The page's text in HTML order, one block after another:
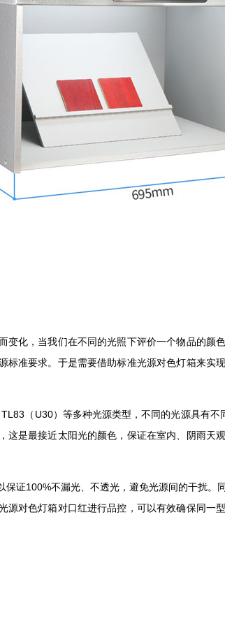
化，当我们在不同的光照下评价一个物品的颜
标准要求。于是需要借助标准光源对色灯箱来实
（U30）等多种光源类型，不同的光源具有
这是最接近太阳光的颜色，保证在室内、阴雨天
证100%不漏光、不透光，避免光源间的干扰。
源对色灯箱对口红进行品控，可以有效确保同一